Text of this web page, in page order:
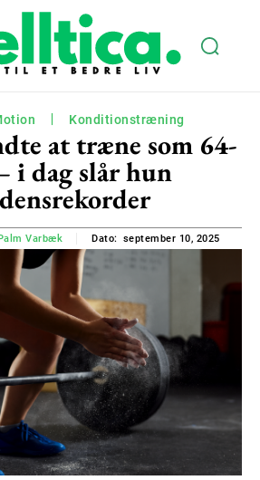
Konditionstræning
at træne som 64-
i dag slår hun
Varbæk Dato: september 10, 2025